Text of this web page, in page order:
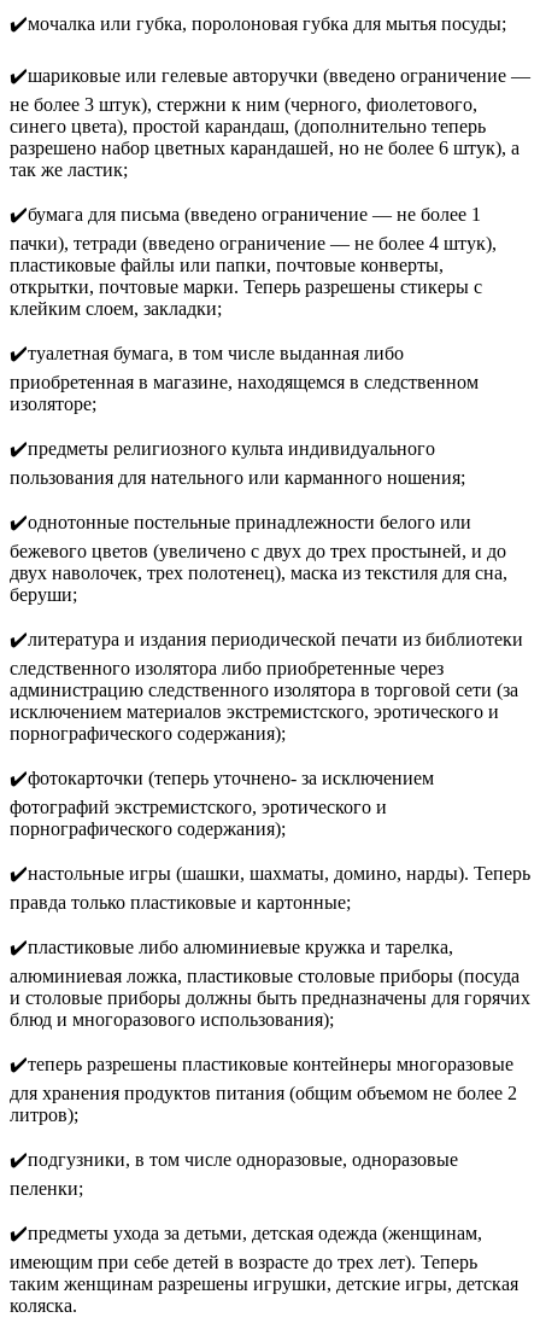
✔️мочалка или губка, поролоновая губка для мытья посуды;
✔️шариковые или гелевые авторучки (введено ограничение —
не более 3 штук), стержни к ним (черного, фиолетового,
синего цвета), простой карандаш, (дополнительно теперь
разрешено набор цветных карандашей, но не более 6 штук), а
так же ластик;
✔️бумага для письма (введено ограничение — не более 1
пачки), тетради (введено ограничение — не более 4 штук),
пластиковые файлы или папки, почтовые конверты,
открытки, почтовые марки. Теперь разрешены стикеры с
клейким слоем, закладки;
✔️туалетная бумага, в том числе выданная либо
приобретенная в магазине, находящемся в следственном
изоляторе;
✔️предметы религиозного культа индивидуального
пользования для нательного или карманного ношения;
✔️однотонные постельные принадлежности белого или
бежевого цветов (увеличено с двух до трех простыней, и до
двух наволочек, трех полотенец), маска из текстиля для сна,
беруши;
✔️литература и издания периодической печати из библиотеки
следственного изолятора либо приобретенные через
администрацию следственного изолятора в торговой сети (за
исключением материалов экстремистского, эротического и
порнографического содержания);
✔️фотокарточки (теперь уточнено- за исключением
фотографий экстремистского, эротического и
порнографического содержания);
✔️настольные игры (шашки, шахматы, домино, нарды). Теперь
правда только пластиковые и картонные;
✔️пластиковые либо алюминиевые кружка и тарелка,
алюминиевая ложка, пластиковые столовые приборы (посуда
и столовые приборы должны быть предназначены для горячих
блюд и многоразового использования);
✔️теперь разрешены пластиковые контейнеры многоразовые
для хранения продуктов питания (общим объемом не более 2
литров);
✔️подгузники, в том числе одноразовые, одноразовые
пеленки;
✔️предметы ухода за детьми, детская одежда (женщинам,
имеющим при себе детей в возрасте до трех лет). Теперь
таким женщинам разрешены игрушки, детские игры, детская
коляска.